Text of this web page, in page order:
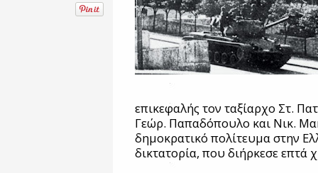
επικεφαλής τον ταξίαρχο Στ.
Γεώρ. Παπαδόπουλο και Νικ.
δημοκρατικό πολίτευμα στην
δικτατορία, που διήρκεσε επτά